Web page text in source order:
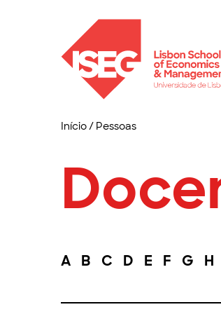
Início/ Pessoas
A B C D E F G H